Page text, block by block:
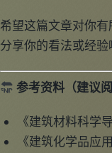
希望这篇文章对你有
分享你的看法或经验
参考资料（建议阅
《建筑材料科学
《建筑化学品应